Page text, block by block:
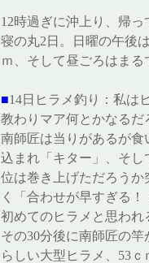
12時過ぎに沖上り、帰
寝の丸2日。日曜の午後
ｍ、そして昼ごろはま
■14日ヒラメ釣り：私は
教わりマア何とかなる
南師匠は当りがあるが
込まれ「キター」、そ
位は巻き上げただろう
く「合わせが早すぎる
初めてのヒラメと思わ
その30分後に南師匠の
らしい大型ヒラメ、53